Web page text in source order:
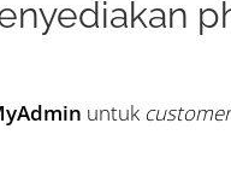
untuk customer